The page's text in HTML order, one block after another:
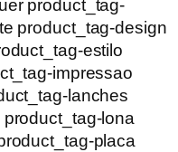
product_tag-
product_tag-design
estilo
impressao
lanches
lona
placa